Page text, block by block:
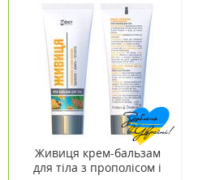
Живиця крем-бальзам
для тіла з прополісом і